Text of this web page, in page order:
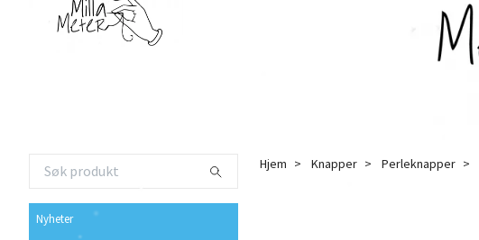
Nyheter
Hjem Knapper Perleknapper